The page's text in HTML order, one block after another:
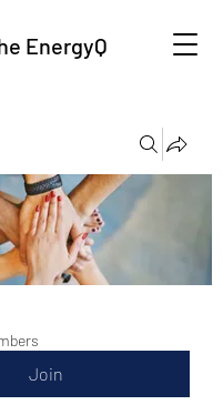
EnergyQ
Join